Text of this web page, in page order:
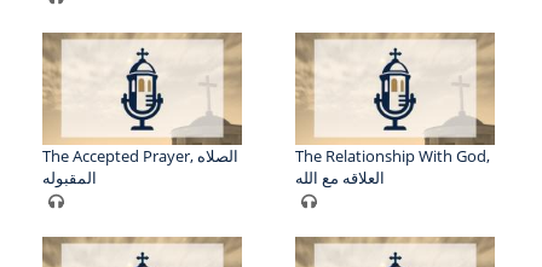
The Accepted Prayer, الصلاه
المقبوله
The Relationship With God,
العلاقه مع الله